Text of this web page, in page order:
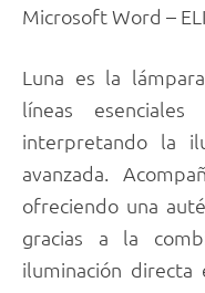
Microsoft Word –
Luna es la
líneas
interpretando la
avanzada.
ofreciendo una
gracias a la
iluminación directa